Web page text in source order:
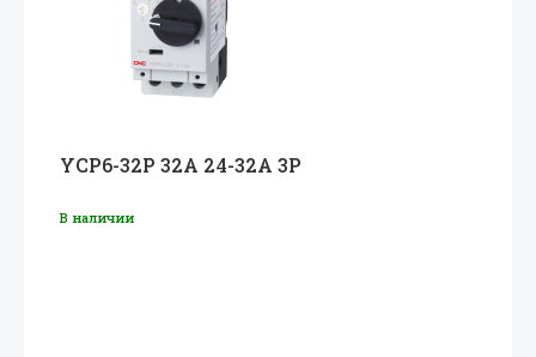
YCP6-32P 32A 24-32A 3P
В наличии